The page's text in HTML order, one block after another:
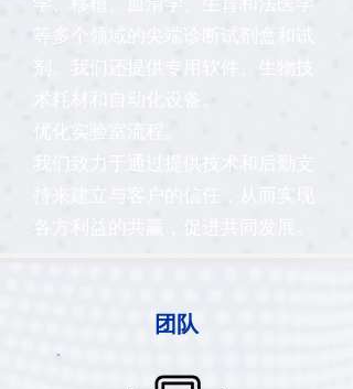
等多个领域的尖端诊断试剂盒和试
剂。我们还提供专用软件、生物技
术耗材和自动化设备。
优化实验室流程。
我们致力于通过提供技术和后勤支
持来建立与客户的信任，从而实现
各方利益的共赢，促进共同发展。
团队